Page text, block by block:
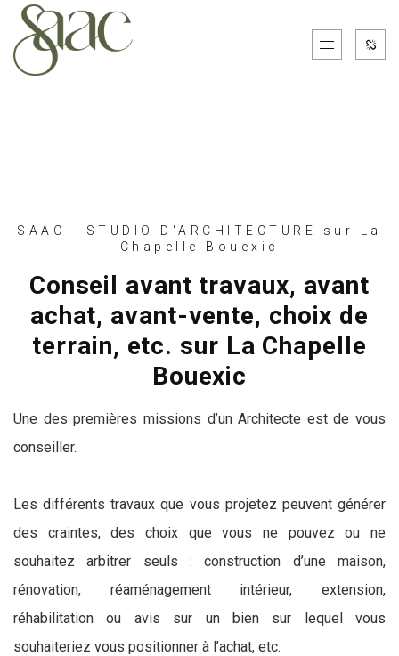
SAAC - STUDIO D'ARCHITECTURE sur La
Chapelle Bouexic
Conseil avant travaux, avant
achat, avant-vente, choix de
terrain, etc. sur La Chapelle
Bouexic
Une des premières missions d’un Architecte est de vous
conseiller.
Les différents travaux que vous projetez peuvent générer
des craintes, des choix que vous ne pouvez ou ne
souhaitez arbitrer seuls : construction d’une maison,
rénovation, réaménagement intérieur, extension,
réhabilitation ou avis sur un bien sur lequel vous
souhaiteriez vous positionner à l’achat, etc.